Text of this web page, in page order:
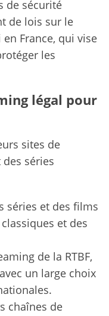
de sécurité
de lois sur le
France, qui vise
les
légal pour
sites de
séries
séries et des films
et des
de la RTBF,
un large choix
chaînes de